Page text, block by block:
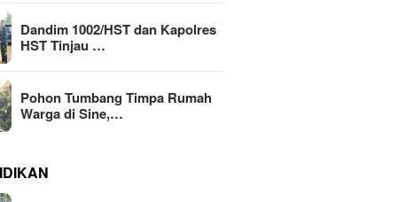
Dandim 1002/HST dan Kapolres
HST Tinjau …
Pohon Tumbang Timpa Rumah
Warga di Sine,…